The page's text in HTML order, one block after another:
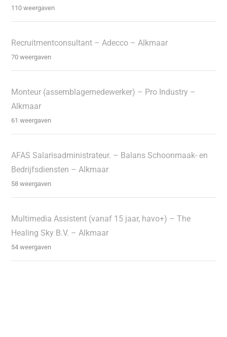
110 weergaven
Recruitmentconsultant – Adecco – Alkmaar
70 weergaven
Monteur (assemblagemedewerker) – Pro Industry –
Alkmaar
61 weergaven
AFAS Salarisadministrateur. – Balans Schoonmaak- en
Bedrijfsdiensten – Alkmaar
58 weergaven
Multimedia Assistent (vanaf 15 jaar, havo+) – The
Healing Sky B.V. – Alkmaar
54 weergaven